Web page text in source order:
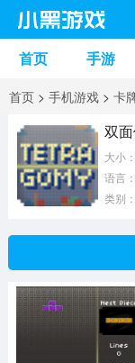
手机游戏
安卓游戏
益智游戏
策略游戏
首页 手游
首页 > 手机游戏 > 卡
双
大小
语言
类别：